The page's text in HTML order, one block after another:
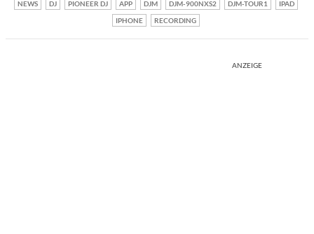
NEWS DJ PIONEER DJ APP DJM DJM-900NXS2 DJM-TOUR1
IPAD
IPHONE
RECORDING
ANZEIGE